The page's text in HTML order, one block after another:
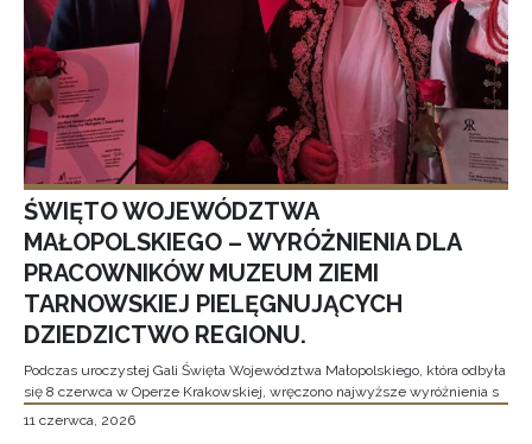
ŚWIĘTO WOJEWÓDZTWA
MAŁOPOLSKIEGO – WYRÓŻNIENIA DLA
PRACOWNIKÓW MUZEUM ZIEMI
TARNOWSKIEJ PIELĘGNUJĄCYCH
DZIEDZICTWO REGIONU.
Podczas uroczystej Gali Święta Województwa Małopolskiego, która odbyła
się 8 czerwca w Operze Krakowskiej, wręczono najwyższe wyróżnienia s
11 czerwca, 2026